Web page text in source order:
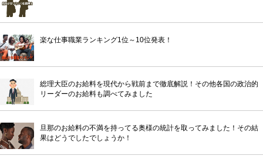
楽な仕事職業ランキング1位～10位発表！
総理大臣のお給料を現代から戦前まで徹底解説！その他各国の政治的
リーダーのお給料も調べてみました
旦那のお給料の不満を持ってる奥様の統計を取ってみました！その結
果はどうでしたでしょうか！